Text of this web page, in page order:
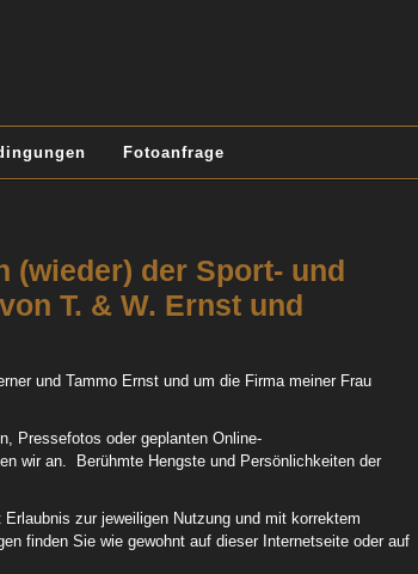
Fotoanfrage
(wieder) der Sport- und
T. & W. Ernst und
und Tammo Ernst und um die Firma meiner Frau
Pressefotos oder geplanten Online-
wir an. Berühmte Hengste und Persönlichkeiten der
zur jeweiligen Nutzung und mit korrektem
finden Sie wie gewohnt auf dieser Internetseite oder auf